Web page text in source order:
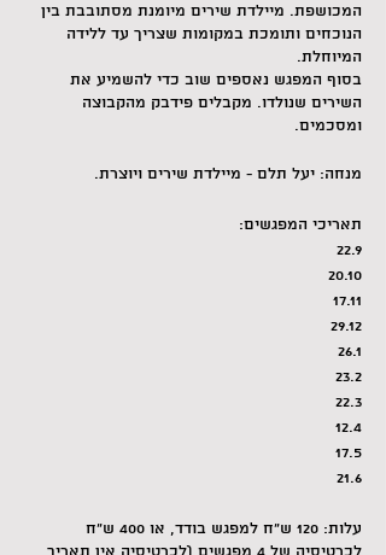
המכושפת. מיילדת שירים מיומנת מסתובבת בין
הנוכחים ותומכת במקומות שצריך עד ללידה
המיוחלת.
בסוף המפגש נאספים שוב כדי להשמיע את
השירים שנולדו. מקבלים פידבק מהקבוצה
ומסכמים.
מנחה: יעל תלם - מיילדת שירים ויוצרת.
תאריכי המפגשים:
22.9
20.10
17.11
29.12
26.1
23.2
22.3
12.4
17.5
21.6
עלות: 120 ש"ח למפגש בודד, או 400 ש"ח